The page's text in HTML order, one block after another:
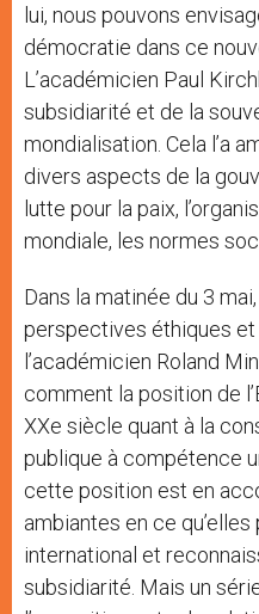
lui, nous pouvons
démocratie dans ce
L’académicien Paul
subsidiarité et de la
mondialisation. Cela l’a
divers aspects de la
lutte pour la paix,
mondiale, les normes
Dans la matinée du 3
perspectives éthiques et
l’académicien Roland
comment la position de
XXe siècle quant à la
publique à compétence
cette position est en
ambiantes en ce
international et
subsidiarité. Mais un